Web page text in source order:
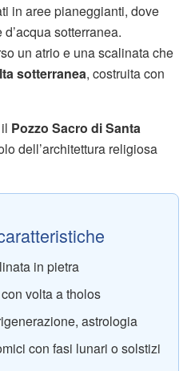
in aree pianeggianti, dove
sotterranea.
un atrio e una scalinata che
sotterranea, costruita con
Pozzo Sacro di Santa
dell’architettura religiosa
in pietra
volta a tholos
astrologia
con fasi lunari o solstizi